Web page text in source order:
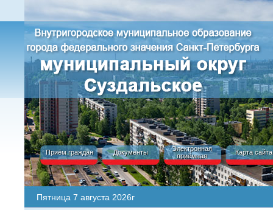
Приём граждан Документы
Электронная
приёмная
Карта сайта
Пятница 7 августа 2026г